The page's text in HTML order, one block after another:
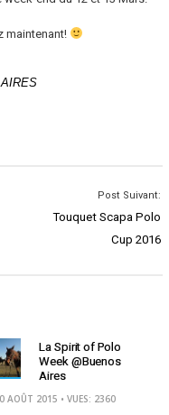
maintenant!
Post Suivant:
Touquet Scapa Polo
Cup 2016
La Spirit of Polo
Week @Buenos
Aires
AOÛT 2015 • VUES: 2360